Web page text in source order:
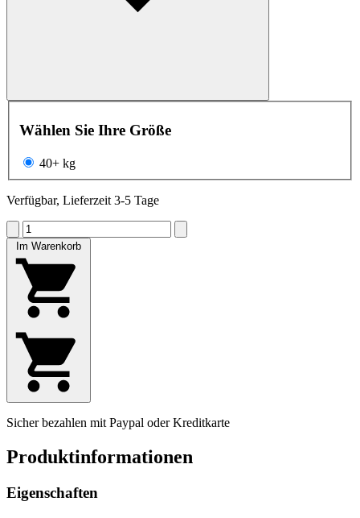
Wählen Sie Ihre Größe
40+ kg
Verfügbar, Lieferzeit 3-5 Tage
Im Warenkorb
Sicher bezahlen mit Paypal oder Kreditkarte
Produktinformationen
Eigenschaften